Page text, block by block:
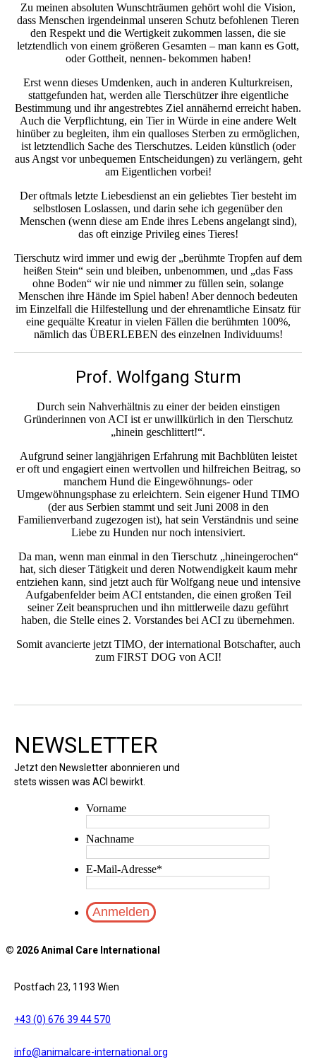
Zu meinen absoluten Wunschträumen gehört wohl die Vision,
dass Menschen irgendeinmal unseren Schutz befohlenen Tieren
den Respekt und die Wertigkeit zukommen lassen, die sie
letztendlich von einem größeren Gesamten – man kann es Gott,
oder Gottheit, nennen- bekommen haben!
Erst wenn dieses Umdenken, auch in anderen Kulturkreisen,
stattgefunden hat, werden alle Tierschützer ihre eigentliche
Bestimmung und ihr angestrebtes Ziel annähernd erreicht haben.
Auch die Verpflichtung, ein Tier in Würde in eine andere Welt
hinüber zu begleiten, ihm ein qualloses Sterben zu ermöglichen,
ist letztendlich Sache des Tierschutzes. Leiden künstlich (oder
aus Angst vor unbequemen Entscheidungen) zu verlängern, geht
am Eigentlichen vorbei!
Der oftmals letzte Liebesdienst an ein geliebtes Tier besteht im
selbstlosen Loslassen, und darin sehe ich gegenüber den
Menschen (wenn diese am Ende ihres Lebens angelangt sind),
das oft einzige Privileg eines Tieres!
Tierschutz wird immer und ewig der „berühmte Tropfen auf dem
heißen Stein“ sein und bleiben, unbenommen, und „das Fass
ohne Boden“ wir nie und nimmer zu füllen sein, solange
Menschen ihre Hände im Spiel haben! Aber dennoch bedeuten
im Einzelfall die Hilfestellung und der ehrenamtliche Einsatz für
eine gequälte Kreatur in vielen Fällen die berühmten 100%,
nämlich das ÜBERLEBEN des einzelnen Individuums!
Prof. Wolfgang Sturm
Durch sein Nahverhältnis zu einer der beiden einstigen
Gründerinnen von ACI ist er unwillkürlich in den Tierschutz
„hinein geschlittert!“.
Aufgrund seiner langjährigen Erfahrung mit Bachblüten leistet
er oft und engagiert einen wertvollen und hilfreichen Beitrag, so
manchem Hund die Eingewöhnungs- oder
Umgewöhnungsphase zu erleichtern. Sein eigener Hund TIMO
(der aus Serbien stammt und seit Juni 2008 in den
Familienverband zugezogen ist), hat sein Verständnis und seine
Liebe zu Hunden nur noch intensiviert.
Da man, wenn man einmal in den Tierschutz „hineingerochen“
hat, sich dieser Tätigkeit und deren Notwendigkeit kaum mehr
entziehen kann, sind jetzt auch für Wolfgang neue und intensive
Aufgabenfelder beim ACI entstanden, die einen großen Teil
seiner Zeit beanspruchen und ihn mittlerweile dazu geführt
haben, die Stelle eines 2. Vorstandes bei ACI zu übernehmen.
Somit avancierte jetzt TIMO, der international Botschafter, auch
zum FIRST DOG von ACI!
NEWSLETTER
Jetzt den Newsletter abonnieren und
stets wissen was ACI bewirkt.
Vorname
Nachname
E-Mail-Adresse*
© 2026 Animal Care International
Postfach 23, 1193 Wien
+43 (0) 676 39 44 570
info@animalcare-international.org